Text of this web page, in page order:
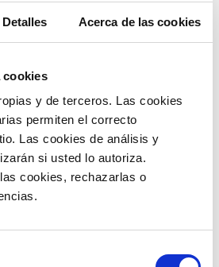
Detalles Acerca de las cookies
cookies
y de terceros. Las cookies
permiten el correcto
Las cookies de análisis y
si usted lo autoriza.
cookies, rechazarlas o
IST
A más tardar los días
20 de cada mes.
IH
mes.
R19
A más tardar los días
22 de cada mes.
R20
A más tardar los días
22 de cada mes.
CAS
A más tardar los días